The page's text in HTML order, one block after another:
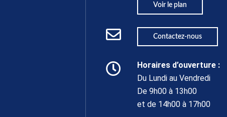
Voir le plan
Contactez-nous
Horaires d’ouverture :
Du Lundi au Vendredi
De 9h00 à 13h00
et de 14h00 à 17h00